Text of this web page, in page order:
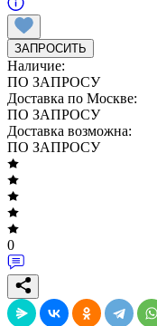
ЗАПРОСИТЬ
Наличие:
ПО ЗАПРОСУ
Доставка по Москве:
ПО ЗАПРОСУ
Доставка возможна:
ПО ЗАПРОСУ
0